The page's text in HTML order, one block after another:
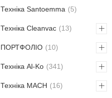
Техніка Santoemma 5
Техніка Cleanvac 13
ПОРТФОЛІО 10
Техніка Al-Ko 341
Техніка MACH 16